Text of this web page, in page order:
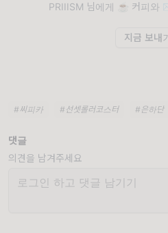
PRIIISM 님에게 ☕️ 커피와
지금 보내
#씨피카 #선셋롤러코스터 #은하단
댓글
의견을 남겨주세요